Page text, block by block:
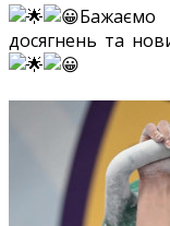
Бажаємо
досягнень та